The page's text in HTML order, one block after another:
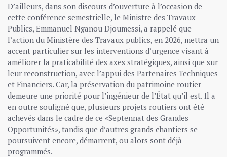
D’ailleurs, dans son discours d’ouverture à l’occasion de
cette conférence semestrielle, le Ministre des Travaux
Publics, Emmanuel Nganou Djoumessi, a rappelé que
l’action du Ministère des Travaux publics, en 2026, mettra un
accent particulier sur les interventions d’urgence visant à
améliorer la praticabilité des axes stratégiques, ainsi que sur
leur reconstruction, avec l’appui des Partenaires Techniques
et Financiers. Car, la préservation du patrimoine routier
demeure une priorité pour l’ingénieur de l’État qu’il est. Il a
en outre souligné que, plusieurs projets routiers ont été
achevés dans le cadre de ce «Septennat des Grandes
Opportunités», tandis que d’autres grands chantiers se
poursuivent encore, démarrent, ou alors sont déjà
programmés.